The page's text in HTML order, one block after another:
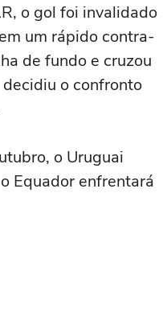
o gol foi invalidado
um rápido contra-
de fundo e cruzou
o confronto
o Uruguai
Equador enfrentará